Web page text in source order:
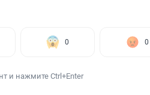
0 0
и нажмите Ctrl+Enter